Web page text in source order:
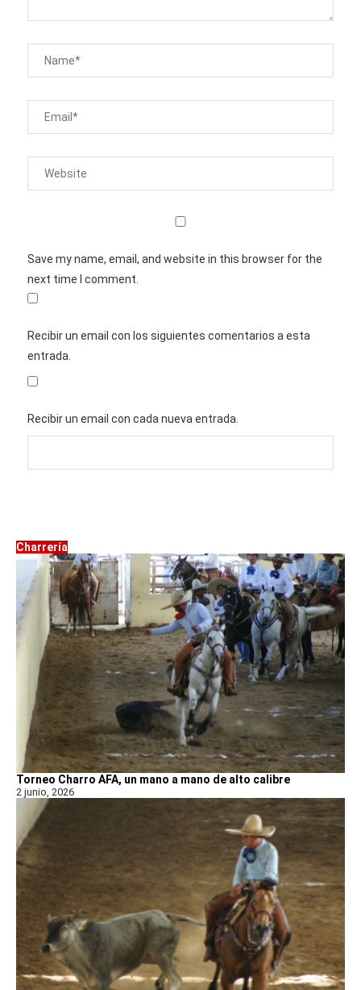
Save my name, email, and website in this browser for the
next time I comment.
Recibir un email con los siguientes comentarios a esta
entrada.
Recibir un email con cada nueva entrada.
Charrería
Torneo Charro AFA, un mano a mano de alto calibre
2 junio, 2026